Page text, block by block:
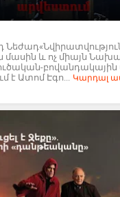
մասին և ոչ միայն
է Ատոմ Էգո...
Կարդալ